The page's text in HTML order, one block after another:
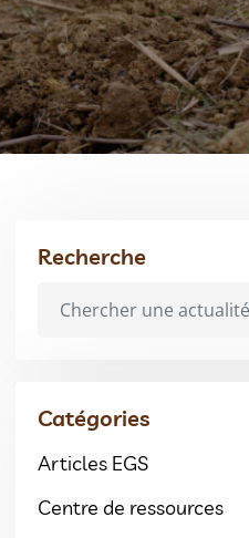
Recherche
Catégories
Articles EGS
Centre de ressources